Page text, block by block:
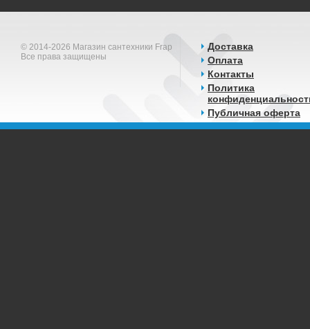
© 2014-2026 Магазин сантехники Frap
Все права защищены
Доставка
Оплата
Контакты
Политика
Публичная оферта